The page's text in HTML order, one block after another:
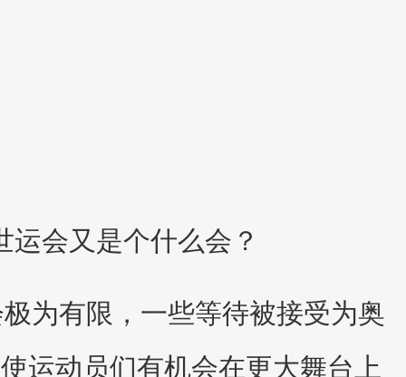
会又是个什么会？
为有限，一些等待被接受为奥
运动员们有机会在更大舞台上